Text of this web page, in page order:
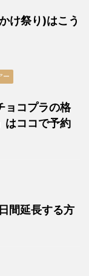
け祭り)はこう
ー
ョコプラの格
はココで予約
間延長する方